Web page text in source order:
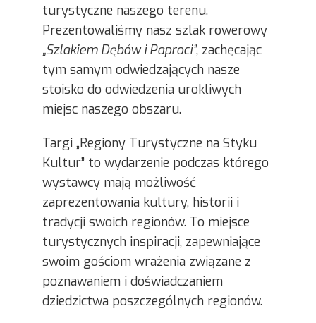
turystyczne naszego terenu.
Prezentowaliśmy nasz szlak rowerowy
„Szlakiem Dębów i Paproci”, zachęcając
tym samym odwiedzających nasze
stoisko do odwiedzenia urokliwych
miejsc naszego obszaru.
Targi „Regiony Turystyczne na Styku
Kultur” to wydarzenie podczas którego
wystawcy mają możliwość
zaprezentowania kultury, historii i
tradycji swoich regionów. To miejsce
turystycznych inspiracji, zapewniające
swoim gościom wrażenia związane z
poznawaniem i doświadczaniem
dziedzictwa poszczególnych regionów.